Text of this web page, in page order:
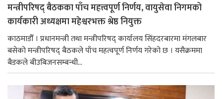
मन्त्रीपरिषद् बैठकका पाँच महत्त्वपूर्ण निर्णय, वायुसेवा निगमको
कार्यकारी अध्यक्षमा महेश्वरभक्त श्रेष्ठ नियुक्त
काठमाडौँ । प्रधानमन्त्री तथा मन्त्रीपरिषद् कार्यालय सिंहदरबारमा मंगलबार
बसेको मन्त्रीपरिषद् बैठकले पाँच महत्वपूर्ण निर्णय गरेको छ । यसैक्रममा
बैडकले बीउबिजनसम्बन्धी...